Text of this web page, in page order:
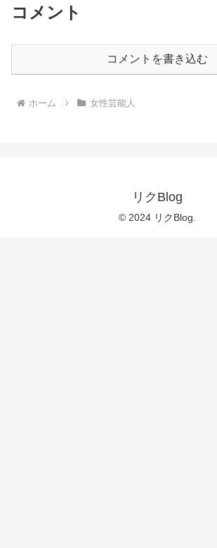
コメント
コメントを書き込む
ホーム 女性芸能人
リクBlog
© 2024 リクBlog.